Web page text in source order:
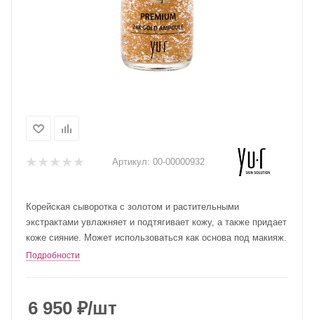
Артикул: 00-00000932
Корейская сыворотка с золотом и растительными
экстрактами увлажняет и подтягивает кожу, а также придает
коже сияние. Может использоваться как основа под макияж.
Подробности
6 950 ₽/шт